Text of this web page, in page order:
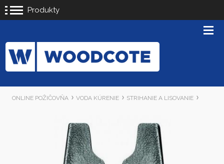
Produkty
ONLINE POŽIČOVŇA VODA KÚRENIE STRIHANIE A LISOVANIE